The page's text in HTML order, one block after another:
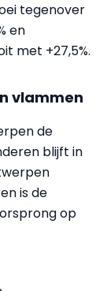
tegenover
en
met +27,5%.
vlammen
de
blijft in
is de
op